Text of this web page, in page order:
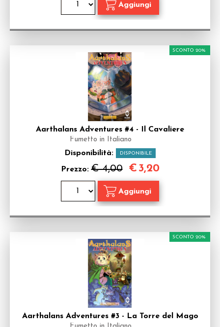
Aarthalans Adventures #4 - Il Cavaliere
Fumetto in Italiano
Disponibilità: DISPONIBILE
Prezzo:€ 4,00
SCONTO 20%
€ 3,20
Aarthalans Adventures #3 - La Torre del Mago
SCONTO 20%